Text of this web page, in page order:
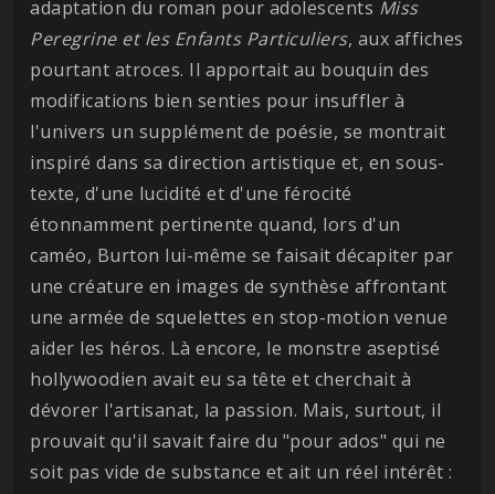
adaptation du roman pour adolescents Miss
Peregrine et les Enfants Particuliers, aux affiches
pourtant atroces. Il apportait au bouquin des
modifications bien senties pour insuffler à
l'univers un supplément de poésie, se montrait
inspiré dans sa direction artistique et, en sous-
texte, d'une lucidité et d'une férocité
étonnamment pertinente quand, lors d'un
caméo, Burton lui-même se faisait décapiter par
une créature en images de synthèse affrontant
une armée de squelettes en stop-motion venue
aider les héros. Là encore, le monstre aseptisé
hollywoodien avait eu sa tête et cherchait à
dévorer l'artisanat, la passion. Mais, surtout, il
prouvait qu'il savait faire du "pour ados" qui ne
soit pas vide de substance et ait un réel intérêt :